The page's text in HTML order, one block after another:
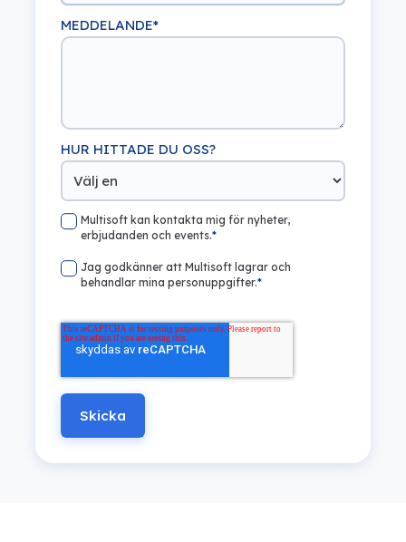
MEDDELANDE*
HUR HITTADE DU OSS?
Multisoft kan kontakta mig för nyheter,
erbjudanden och events.*
Jag godkänner att Multisoft lagrar och
behandlar mina personuppgifter.*